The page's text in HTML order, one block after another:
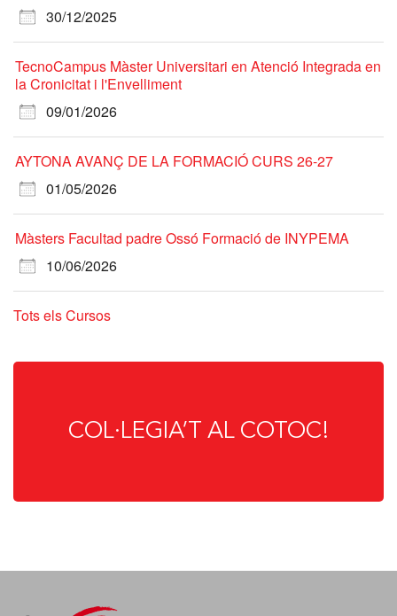
30/12/2025
TecnoCampus Màster Universitari en Atenció Integrada en
la Cronicitat i l'Envelliment
09/01/2026
AYTONA AVANÇ DE LA FORMACIÓ CURS 26-27
01/05/2026
Màsters Facultad padre Ossó Formació de INYPEMA
10/06/2026
Tots els Cursos
COL·LEGIA’T AL COTOC!